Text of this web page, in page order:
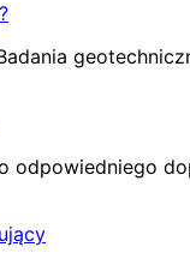
odpowiedniego